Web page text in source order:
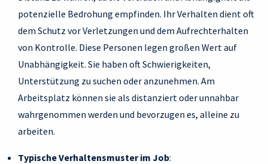
potenzielle Bedrohung empfinden. Ihr Verhalten dient oft
dem Schutz vor Verletzungen und dem Aufrechterhalten
von Kontrolle. Diese Personen legen großen Wert auf
Unabhängigkeit. Sie haben oft Schwierigkeiten,
Unterstützung zu suchen oder anzunehmen. Am
Arbeitsplatz können sie als distanziert oder unnahbar
wahrgenommen werden und bevorzugen es, alleine zu
arbeiten.
Typische Verhaltensmuster im Job: